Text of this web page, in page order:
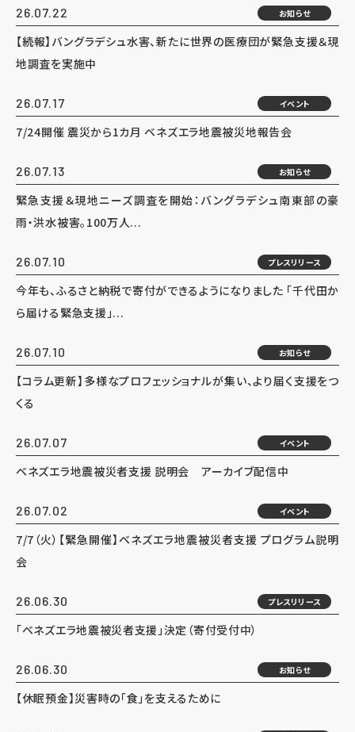
26.07.22 お知らせ
【続報】バングラデシュ水害、新たに世界の医療団が緊急支援＆現
地調査を実施中
26.07.17 イベント
7/24開催 震災から1カ月 ベネズエラ地震被災地報告会
26.07.13 お知らせ
緊急支援＆現地ニーズ調査を開始：バングラデシュ南東部の豪
雨・洪水被害。100万人...
26.07.10 プレスリリース
今年も、ふるさと納税で寄付ができるようになりました 「千代田か
ら届ける緊急支援」...
26.07.10 お知らせ
【コラム更新】多様なプロフェッショナルが集い、より届く支援をつ
くる
26.07.07 イベント
ベネズエラ地震被災者支援 説明会 アーカイブ配信中
26.07.02 イベント
7/7（火）【緊急開催】ベネズエラ地震被災者支援 プログラム説明
会
26.06.30 プレスリリース
「ベネズエラ地震被災者支援」決定（寄付受付中）
26.06.30 お知らせ
【休眠預金】災害時の「食」を支えるために